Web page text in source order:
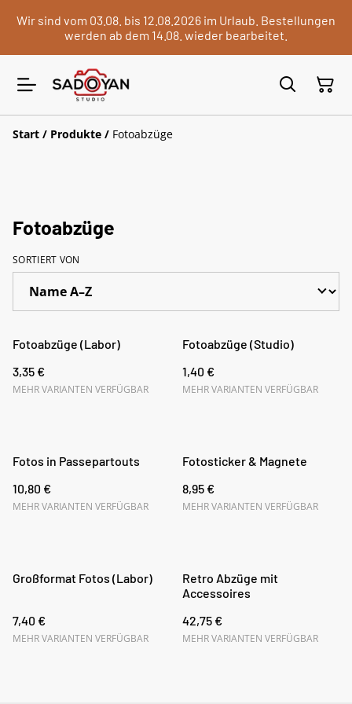
Wir sind vom 03.08. bis 12.08.2026 im Urlaub. Bestellungen
werden ab dem 14.08. wieder bearbeitet.
Start / Produkte / Fotoabzüge
Fotoabzüge
SORTIERT VON
Fotoabzüge (Labor)
3,35 €
MEHR VARIANTEN VERFÜGBAR
Fotoabzüge (Studio)
1,40 €
MEHR VARIANTEN VERFÜGBAR
Fotos in Passepartouts
10,80 €
MEHR VARIANTEN VERFÜGBAR
Fotosticker & Magnete
8,95 €
MEHR VARIANTEN VERFÜGBAR
Großformat Fotos (Labor)
7,40 €
MEHR VARIANTEN VERFÜGBAR
Retro Abzüge mit
Accessoires
42,75 €
MEHR VARIANTEN VERFÜGBAR